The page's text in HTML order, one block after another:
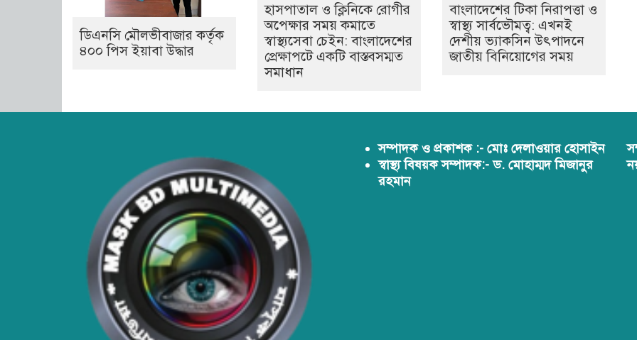
ডিএনসি মৌলভীবাজার কর্তৃক
৪০০ পিস ইয়াবা উদ্ধার
হাসপাতাল ও ক্লিনিকে রোগীর
অপেক্ষার সময় কমাতে
স্বাস্থ্যসেবা চেইন: বাংলাদেশের
প্রেক্ষাপটে একটি বাস্তবসম্মত
সমাধান
বাংলাদেশের টিকা নিরাপত্তা ও
স্বাস্থ্য সার্বভৌমত্ব: এখনই
দেশীয় ভ্যাকসিন উৎপাদনে
জাতীয় বিনিয়োগের সময়
সম্পাদক ও প্রকাশক :- মোঃ দেলাওয়ার হোসাইন
স্বাস্থ্য বিষয়ক সম্পাদক:- ড. মোহাম্মদ মিজানুর
রহমান